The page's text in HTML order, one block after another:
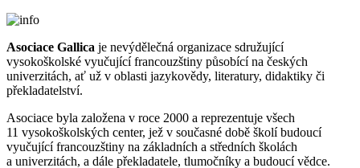
Asociace Gallica je nevýdělečná organizace sdružující
vysokoškolské vyučující francouzštiny působící na českých
univerzitách, ať už v oblasti jazykovědy, literatury, didaktiky či
překladatelství.
Asociace byla založena v roce 2000 a reprezentuje všech
11 vysokoškolských center, jež v současné době školí budoucí
vyučující francouzštiny na základních a středních školách
a univerzitách, a dále překladatele, tlumočníky a budoucí vědce.